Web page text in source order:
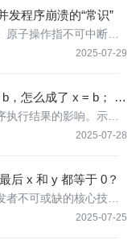
发程序崩溃的“常识”
2025-07-29
子操作指不可中断的
缓存锁定和原子指令
，怎么成了 x = b； a
2025-07-28
行结果的影响。示例
意外结果。文章分析了
后 x 和 y 都等于 0？
2025-07-25
者不可或缺的核心技
困惑：正确编写的单线